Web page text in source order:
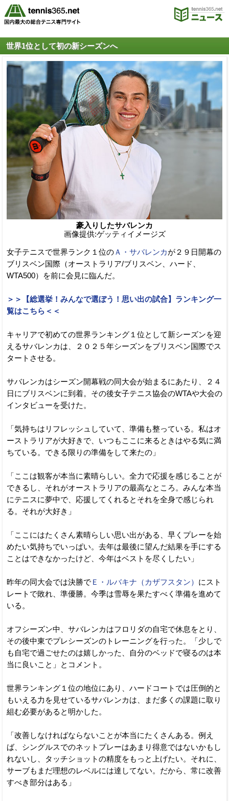
世界1位として初の新シーズンへ
豪入りしたサバレンカ
画像提供:ゲッティイメージズ
女子テニスで世界ランク１位のＡ・サバレンカが２９日開幕の
ブリスベン国際（オーストラリア/ブリスベン、ハード、
WTA500）を前に会見に臨んだ。
＞＞【総選挙！みんなで選ぼう！思い出の試合】ランキング一
覧はこちら＜＜
キャリアで初めての世界ランキング１位として新シーズンを迎
えるサバレンカは、２０２５年シーズンをブリスベン国際でス
タートさせる。
サバレンカはシーズン開幕戦の同大会が始まるにあたり、２４
日にブリスベンに到着。その後女子テニス協会のWTAや大会の
インタビューを受けた。
「気持ちはリフレッシュしていて、準備も整っている。私はオ
ーストラリアが大好きで、いつもここに来るときはやる気に満
ちている。できる限りの準備をして来たの」
「ここは観客が本当に素晴らしい。全力で応援を感じることが
できるし、それがオーストラリアの最高なところ。みんな本当
にテニスに夢中で、応援してくれるとそれを全身で感じられ
る。それが大好き」
「ここにはたくさん素晴らしい思い出がある、早くプレーを始
めたい気持ちでいっぱい。去年は最後に望んだ結果を手にする
ことはできなかったけど、今年はベストを尽くしたい」
昨年の同大会では決勝で Ｅ・ルバキナ（カザフスタン） にスト
レートで敗れ、準優勝。今季は雪辱を果たすべく準備を進めて
いる。
オフシーズン中、サバレンカはフロリダの自宅で休息をとり、
その後中東でプレシーズンのトレーニングを行った。「少しで
も自宅で過ごせたのは嬉しかった、自分のベッドで寝るのは本
当に良いこと」とコメント。
世界ランキング１位の地位にあり、ハードコートでは圧倒的と
もいえる力を見せているサバレンカは、まだ多くの課題に取り
組む必要があると明かした。
「改善しなければならないことが本当にたくさんある。例え
ば、シングルスでのネットプレーはあまり得意ではないかもし
れないし、タッチショットの精度をもっと上げたい。それに、
サーブもまだ理想のレベルには達してない。だから、常に改善
すべき部分はある」